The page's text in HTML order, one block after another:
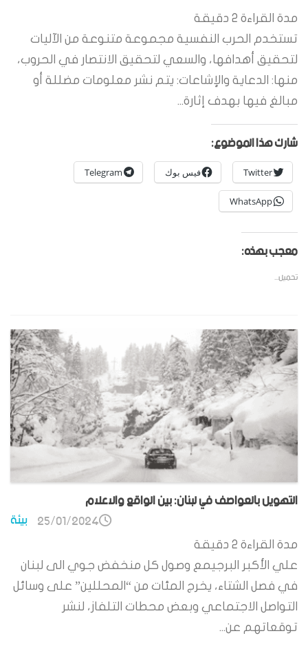
مدة القراءة 2 دقيقة
تستخدم الحرب النفسية مجموعة متنوعة من الآليات
لتحقيق أهدافها، والسعي لتحقيق الانتصار في الحروب،
منها: الدعاية والإشاعات: يتم نشر معلومات مضللة أو
مبالغ فيها بهدف إثارة...
شارك هذا الموضوع:
Twitter فيس بوك Telegram
WhatsApp
معجب بهذه:
تحميل...
التهويل بالعواصف في لبنان: بين الواقع والاعلام
بيئة 25/01/2024
مدة القراءة 2 دقيقة
علي الأكبر البرجيمع وصول كل منخفض جوي الى لبنان
في فصل الشتاء، يخرج المئات من “المحللين” على وسائل
التواصل الاجتماعي وبعض محطات التلفاز، لنشر
توقعاتهم عن...